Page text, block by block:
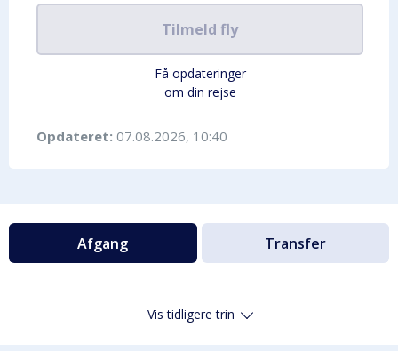
Tilmeld fly
Få opdateringer
om din rejse
Opdateret: 07.08.2026, 10:40
Afgang Transfer
Vis tidligere trin